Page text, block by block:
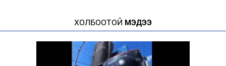
ХОЛБООТОЙ МЭДЭЭ